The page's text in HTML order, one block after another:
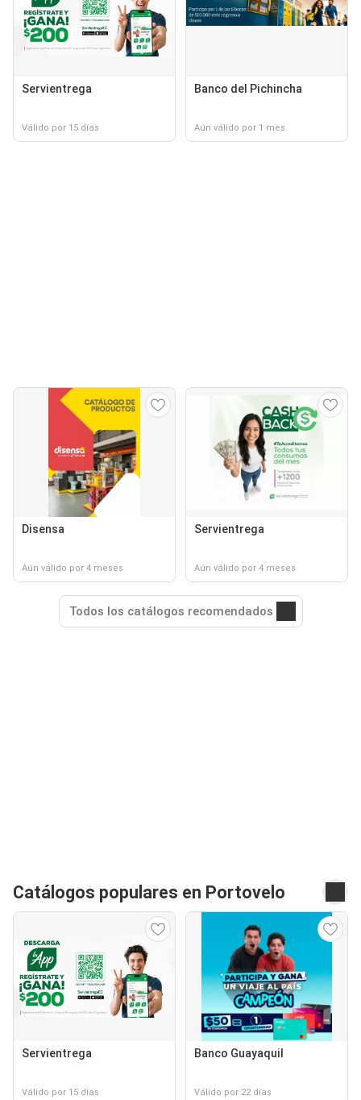
Servientrega
Válido por 15 días
Banco del Pichincha
Aún válido por 1 mes
Disensa
Aún válido por 4 meses
Servientrega
Aún válido por 4 meses
Todos los catálogos recomendados
Catálogos populares en Portovelo
Servientrega
Válido por 15 días
Banco Guayaquil
Válido por 22 días